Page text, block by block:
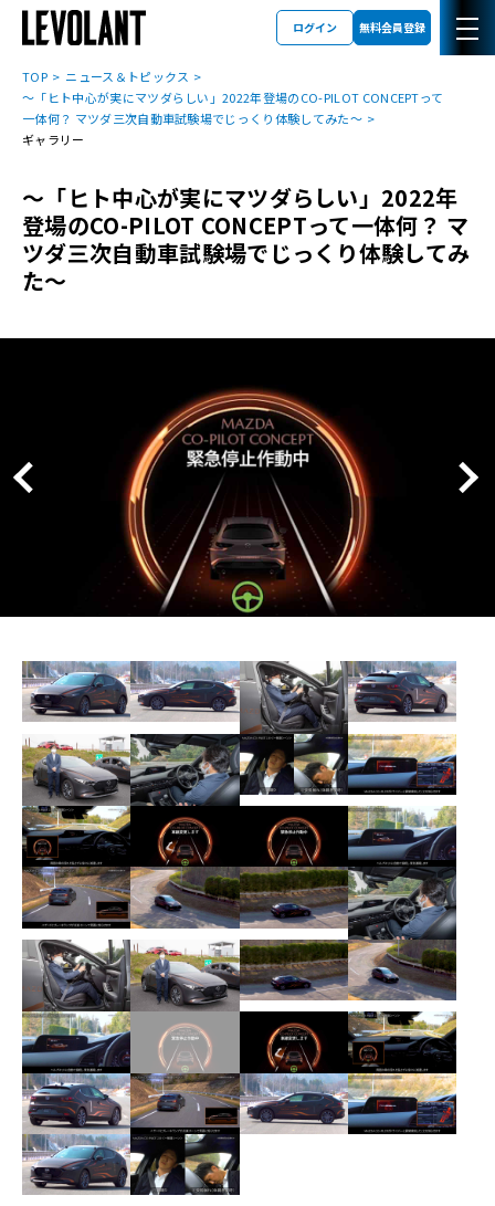
ログイン 無料会員登録
TOP
ニュース＆トピックス
～「ヒト中心が実にマツダらしい」2022年登場のCO-PILOT CONCEPTって
一体何？ マツダ三次自動車試験場でじっくり体験してみた～
ギャラリー
～「ヒト中心が実にマツダらしい」2022年
登場のCO-PILOT CONCEPTって一体何？ マ
ツダ三次自動車試験場でじっくり体験してみ
た～